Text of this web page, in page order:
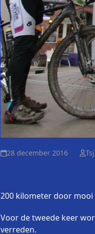
28 december 2016
200 kilometer door mooi
Voor de tweede keer
verreden.